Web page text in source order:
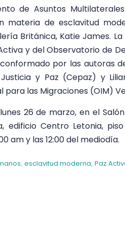
de Asuntos
materia de esclavitud
Británica, Katie James.
y del Observatorio de
por las autoras
y Paz (Cepaz) y
las Migraciones (OIM)
26 de marzo, en el Salón
edificio Centro Letonia,
am y las 12:00 del mediodía.
, esclavitud moderna, Paz